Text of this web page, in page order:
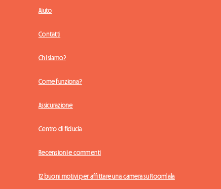
Aiuto
Contatti
Chi siamo?
Come funziona?
Assicurazione
Centro di fiducia
Recensioni e commenti
12 buoni motivi per affittare una camera su Roomlala